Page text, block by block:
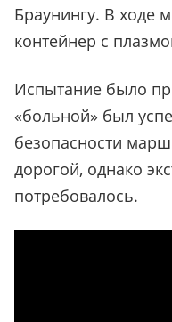
Браунингу. В ходе
контейнер с
Испытание было
«больной» был
безопасности
дорогой, однако
потребовалось.